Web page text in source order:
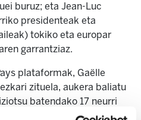
buruz; eta Jean-Luc
presidenteak eta
tokiko eta europar
garrantziaz.
plataformak, Gaëlle
zituela, aukera baliatu
batendako 17 neurri
Ipar Euskal Herrian